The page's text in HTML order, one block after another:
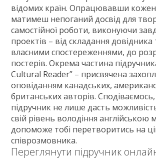
відомих країн. Опрацювавши кожен
матимеш непоганий досвід для
самостійної роботи, виконуючи
проектів – від складання довідника
власними спостереженнями, до
постерів. Окрема частина
Cultural Reader” – присвячена
оповіданням канадських,
британських авторів.
підручник не лише дасть
свій рівень володіння
допоможе тобі перетворитись на
співрозмовника.
Переглянути підручник